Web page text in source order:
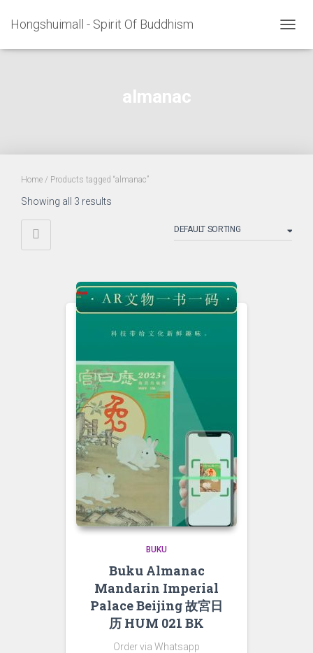
Hongshuimall - Spirit Of Buddhism
almanac
Home / Products tagged “almanac”
Showing all 3 results
BUKU
Buku Almanac
Mandarin Imperial
Palace Beijing 故宮日
历 HUM 021 BK
Order via Whatsapp